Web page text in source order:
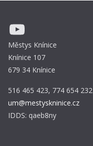
YouTube
Městys Knínice
Knínice 107
679 34 Knínice
516 465 423, 774 654 232
um@mestyskninice.cz
IDDS: qaeb8ny